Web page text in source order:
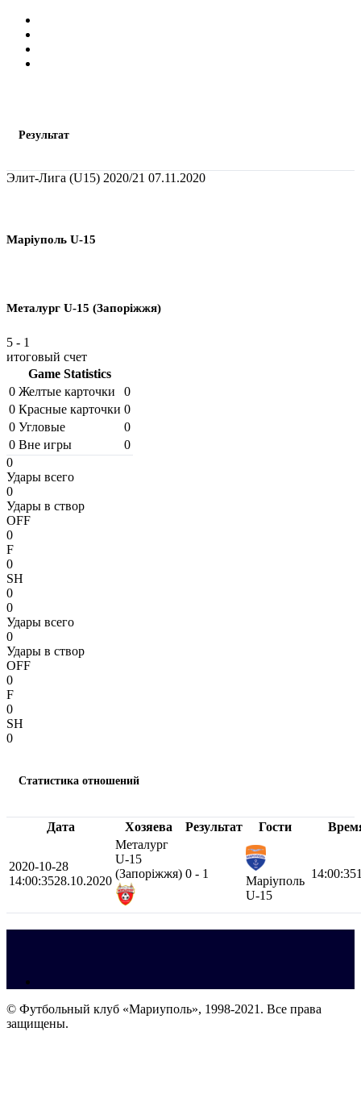
Результат
Элит-Лига (U15) 2020/21 07.11.2020
Марiуполь U-15
Металург U-15 (Запоріжжя)
5 - 1
итоговый счет
Game Statistics
0 Желтые карточки
0
0 Красные карточки 0
0 Угловые
0
0 Вне игры
0
0
Удары всего
0
Удары в створ
OFF
0
F
0
SH
0
0
Удары всего
0
Удары в створ
OFF
0
F
0
SH
0
Статистика отношений
Дата Хозяева Результат Гости
2020-10-28
14:00:3528.10.2020
Металург
U-15
(Запоріжжя) 0 - 1
Марiуполь
U-15
14:00:35
© Футбольный клуб «Мариуполь», 1998-2021. Все права
защищены.